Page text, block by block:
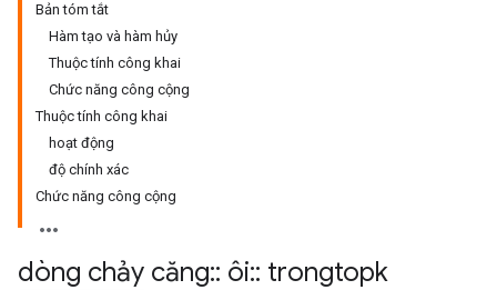
Bản tóm tắt
Hàm tạo và hàm hủy
Thuộc tính công khai
Chức năng công cộng
Thuộc tính công khai
hoạt động
độ chính xác
Chức năng công cộng
dòng chảy căng:: ôi:: trongtopk